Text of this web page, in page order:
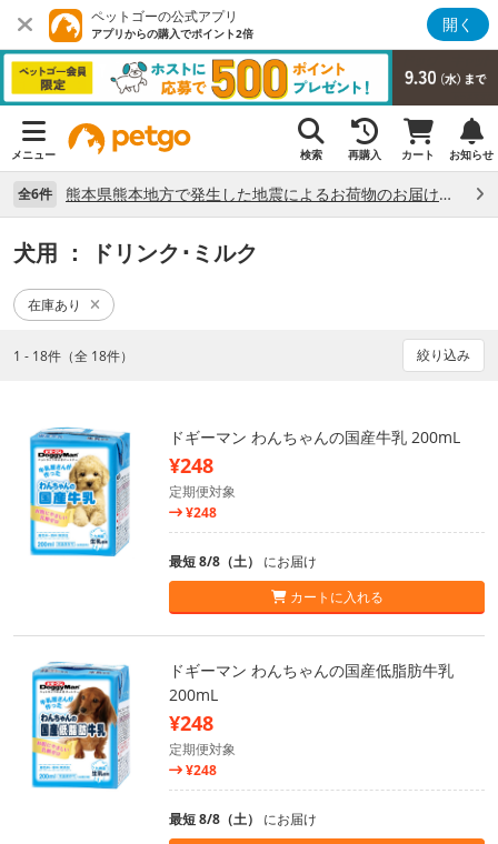
ペットゴーの公式アプリ
アプリからの購入でポイント2倍 開く
メニュー 検索 再購入 カート お知らせ
全6件 熊本県熊本地方で発生した地震によるお荷物のお届け状況について （7/28）
犬用 ： ドリンク･ミルク
在庫あり
1 - 18件（全 18件） 絞り込み
ドギーマン わんちゃんの国産牛乳 200mL
¥248
定期便対象
¥248
最短 8/8（土） にお届け
カートに入れる
ドギーマン わんちゃんの国産低脂肪牛乳
200mL
¥248
定期便対象
¥248
最短 8/8（土） にお届け